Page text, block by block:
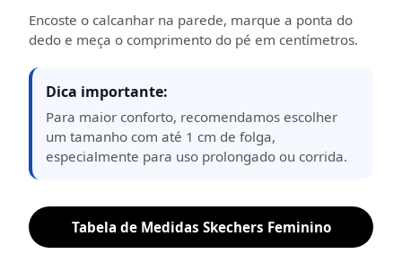
Encoste o calcanhar na parede, marque a ponta do
dedo e meça o comprimento do pé em centímetros.
Dica importante:
Para maior conforto, recomendamos escolher
um tamanho com até 1 cm de folga,
especialmente para uso prolongado ou corrida.
Tabela de Medidas Skechers Feminino